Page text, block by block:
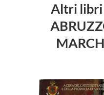
Altri libri